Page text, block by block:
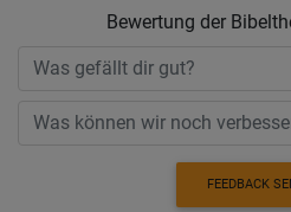
Bewertung der
FEEDBACK